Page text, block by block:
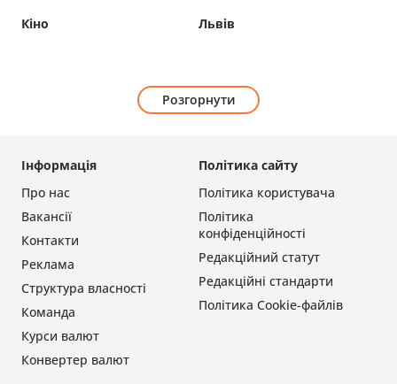
Кіно Львів
Розгорнути
Політика сайту
Політика користувача
Політика
конфіденційності
Редакційний статут
Редакційні стандарти
Політика Cookie-файлів
Інформація
Про нас
Вакансії
Контакти
Реклама
Структура власності
Команда
Курси валют
Конвертер валют